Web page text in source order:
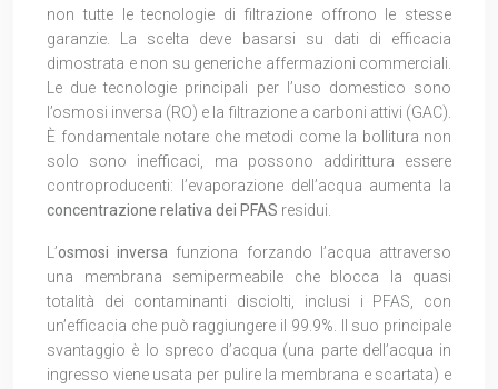
non tutte le tecnologie di filtrazione offrono le stesse
garanzie. La scelta deve basarsi su dati di efficacia
dimostrata e non su generiche affermazioni commerciali.
Le due tecnologie principali per l’uso domestico sono
l’osmosi inversa (RO) e la filtrazione a carboni attivi (GAC).
È fondamentale notare che metodi come la bollitura non
solo sono inefficaci, ma possono addirittura essere
controproducenti: l’evaporazione dell’acqua aumenta la
concentrazione relativa dei PFAS residui.
L’osmosi inversa funziona forzando l’acqua attraverso
una membrana semipermeabile che blocca la quasi
totalità dei contaminanti disciolti, inclusi i PFAS, con
un’efficacia che può raggiungere il 99.9%. Il suo principale
svantaggio è lo spreco d’acqua (una parte dell’acqua in
ingresso viene usata per pulire la membrana e scartata) e